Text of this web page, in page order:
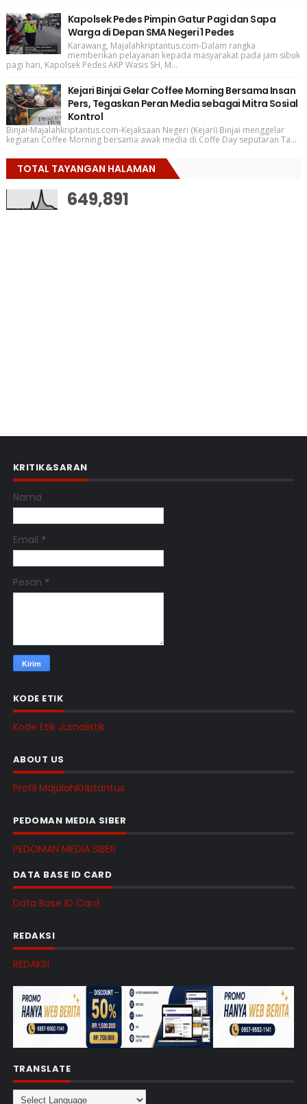
Kapolsek Pedes Pimpin Gatur Pagi dan Sapa
Warga di Depan SMA Negeri 1 Pedes
Karawang, Majalahkriptantus.com-Dalam rangka
memberikan pelayanan kepada masyarakat pada jam sibuk
pagi hari, Kapolsek Pedes AKP Wasis SH, M...
Kejari Binjai Gelar Coffee Morning Bersama Insan
Pers, Tegaskan Peran Media sebagai Mitra Sosial
Kontrol
Binjai-Majalahkriptantus.com-Kejaksaan Negeri (Kejari) Binjai menggelar
kegiatan Coffee Morning bersama awak media di Coffe Day seputaran Ta...
TOTAL TAYANGAN HALAMAN
649,891
KRITIK&SARAN
Nama
Email *
Pesan *
KODE ETIK
Kode Etik Jurnalistik
ABOUT US
Profil MajalahKriptantus
PEDOMAN MEDIA SIBER
PEDOMAN MEDIA SIBER
DATA BASE ID CARD
Data Base ID Card
REDAKSI
REDAKSI
TRANSLATE